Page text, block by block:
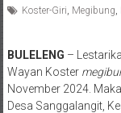
Koster-Giri Megibung
BULELENG –
Wayan Koster
November 2024.
Desa Sanggalangit,